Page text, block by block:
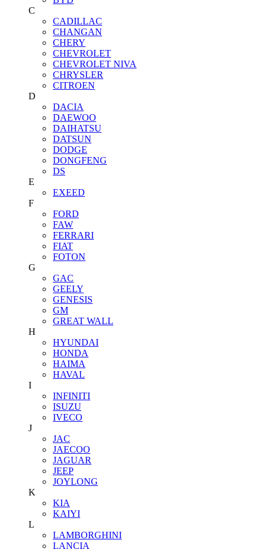
C
CADILLAC
CHANGAN
CHERY
CHEVROLET
CHEVROLET NIVA
CHRYSLER
CITROEN
D
DACIA
DAEWOO
DAIHATSU
DATSUN
DODGE
DONGFENG
DS
E
EXEED
F
FORD
FAW
FERRARI
FIAT
FOTON
G
GAC
GEELY
GENESIS
GM
GREAT WALL
H
HYUNDAI
HONDA
HAIMA
HAVAL
I
INFINITI
ISUZU
IVECO
J
JAC
JAECOO
JAGUAR
JEEP
JOYLONG
K
KIA
KAIYI
L
LAMBORGHINI
LANCIA